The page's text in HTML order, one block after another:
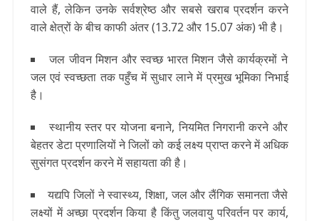
वाले हैं, लेकिन उनके सर्वश्रेष्ठ और सबसे खराब प्रदर्शन करने
वाले क्षेत्रों के बीच काफी अंतर (13.72 और 15.07 अंक) भी है।
जल जीवन मिशन और स्वच्छ भारत मिशन जैसे कार्यक्रमों ने
जल एवं स्वच्छता तक पहुँच में सुधार लाने में प्रमुख भूमिका निभाई
है।
स्थानीय स्‍तर पर योजना बनाने, नियमित निगरानी करने और
बेहतर डेटा प्रणालियों ने जिलों को कई लक्ष्य प्राप्त करने में अधिक
सुसंगत प्रदर्शन करने में सहायता की है।
यद्यपि जिलों ने स्वास्थ्य, शिक्षा, जल और लैंगिक समानता जैसे
लक्ष्यों में अच्छा प्रदर्शन किया है किंतु जलवायु परिवर्तन पर कार्य,